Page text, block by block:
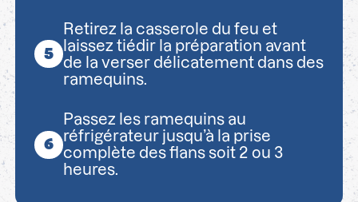
Retirez la casserole du feu et
laissez tiédir la préparation avant
de la verser délicatement dans des
ramequins.
Passez les ramequins au
réfrigérateur jusqu’à la prise
complète des flans soit 2 ou 3
heures.